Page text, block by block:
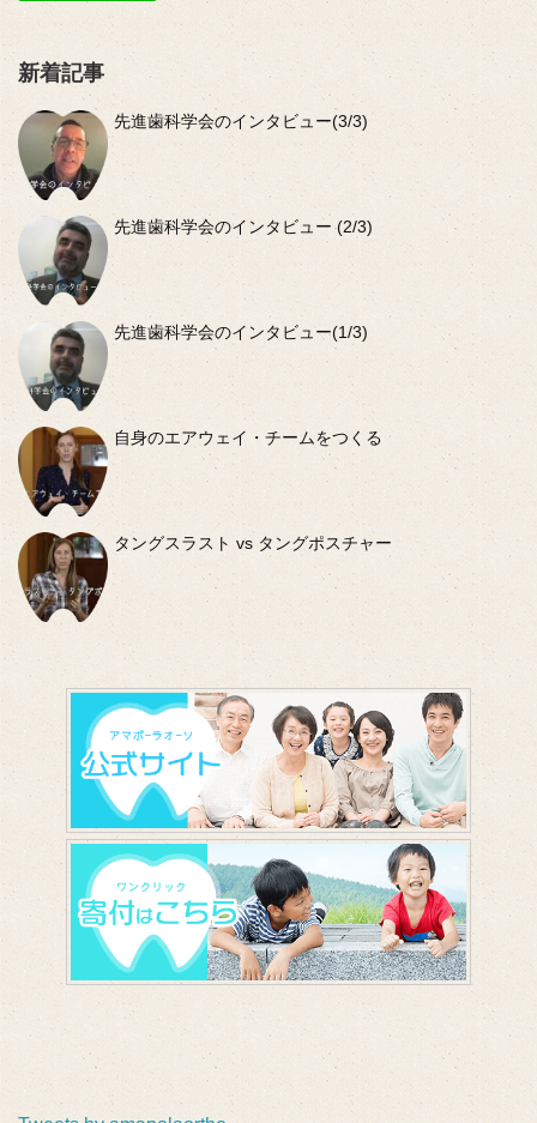
新着記事
先進歯科学会のインタビュー(3/3)
先進歯科学会のインタビュー (2/3)
先進歯科学会のインタビュー(1/3)
自身のエアウェイ・チームをつくる
タングスラスト vs タングポスチャー